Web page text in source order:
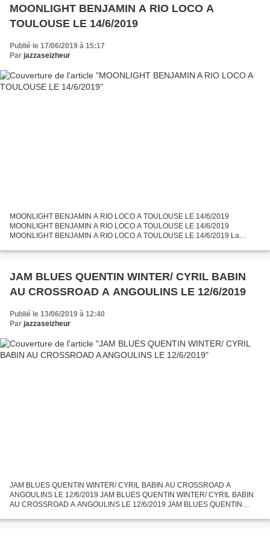
MOONLIGHT BENJAMIN A RIO LOCO A
TOULOUSE LE 14/6/2019
Publié le 17/06/2019 à 15:17
Par jazzaseizheur
MOONLIGHT BENJAMIN A RIO LOCO A TOULOUSE LE 14/6/2019
MOONLIGHT BENJAMIN A RIO LOCO A TOULOUSE LE 14/6/2019
MOONLIGHT BENJAMIN A RIO LOCO A TOULOUSE LE 14/6/2019 La
avec son nouveau...
JAM BLUES QUENTIN WINTER/ CYRIL BABIN
AU CROSSROAD A ANGOULINS LE 12/6/2019
Publié le 13/06/2019 à 12:40
Par jazzaseizheur
JAM BLUES QUENTIN WINTER/ CYRIL BABIN AU CROSSROAD A
ANGOULINS LE 12/6/2019 JAM BLUES QUENTIN WINTER/ CYRIL BABIN
AU CROSSROAD A ANGOULINS LE 12/6/2019 JAM BLUES QUENTIN
troisiéme édition de...